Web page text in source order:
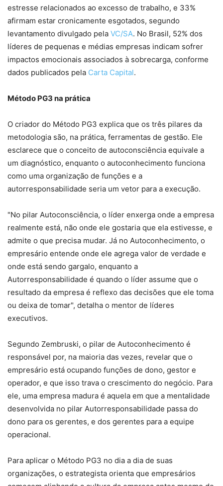
estresse relacionados ao excesso de trabalho, e 33%
afirmam estar cronicamente esgotados, segundo
levantamento divulgado pela VC/SA. No Brasil, 52% dos
líderes de pequenas e médias empresas indicam sofrer
impactos emocionais associados à sobrecarga, conforme
dados publicados pela Carta Capital.
Método PG3 na prática
O criador do Método PG3 explica que os três pilares da
metodologia são, na prática, ferramentas de gestão. Ele
esclarece que o conceito de autoconsciência equivale a
um diagnóstico, enquanto o autoconhecimento funciona
como uma organização de funções e a
autorresponsabilidade seria um vetor para a execução.
"No pilar Autoconsciência, o líder enxerga onde a empresa
realmente está, não onde ele gostaria que ela estivesse, e
admite o que precisa mudar. Já no Autoconhecimento, o
empresário entende onde ele agrega valor de verdade e
onde está sendo gargalo, enquanto a
Autorresponsabilidade é quando o líder assume que o
resultado da empresa é reflexo das decisões que ele toma
ou deixa de tomar", detalha o mentor de líderes
executivos.
Segundo Zembruski, o pilar de Autoconhecimento é
responsável por, na maioria das vezes, revelar que o
empresário está ocupando funções de dono, gestor e
operador, e que isso trava o crescimento do negócio. Para
ele, uma empresa madura é aquela em que a mentalidade
desenvolvida no pilar Autorresponsabilidade passa do
dono para os gerentes, e dos gerentes para a equipe
operacional.
Para aplicar o Método PG3 no dia a dia de suas
organizações, o estrategista orienta que empresários